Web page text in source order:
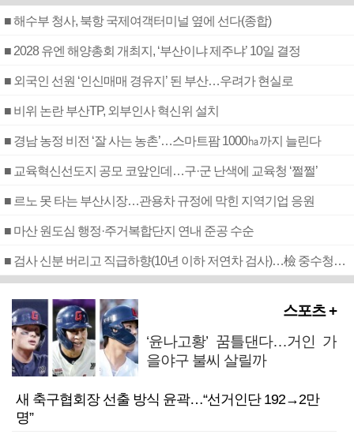
■ 해수부 청사, 북항 국제여객터미널 옆에 선다(종합)
■ 2028 유엔 해양총회 개최지, ‘부산이냐 제주냐’ 10일 결정
■ 외국인 선원 ‘인신매매 경유지’ 된 부산…우려가 현실로
■ 비위 논란 부산TP, 외부인사 혁신위 설치
■ 경남 농정 비전 ‘잘 사는 농촌’…스마트팜 1000㏊까지 늘린다
■ 교육혁신선도지 공모 코앞인데…구·군 난색에 교육청 ‘쩔쩔’
■ 르노 못 타는 부산시장…관용차 규정에 막힌 지역기업 응원
■ 마산 원도심 행정·주거복합단지 연내 준공 수순
■ 검사 신분 버리고 직급하향(10년 이하 저연차 검사)…檢 중수청행 기피
스포츠 +
‘윤나고황’ 꿈틀댄다…거인 가
을야구 불씨 살릴까
새 축구협회장 선출 방식 윤곽…“선거인단 192→2만
명”